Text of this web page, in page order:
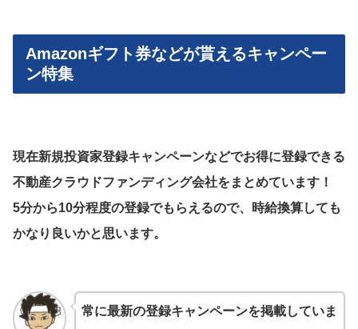
Amazonギフト券などが貰えるキャンペー
ン特集
現在新規投資家登録キャンペーンなどでお得に登録できる
不動産クラウドファンディング会社をまとめています！
5分から10分程度の登録でもらえるので、時給換算しても
かなり良いかと思います。
常に最新の登録キャンペーンを掲載していま